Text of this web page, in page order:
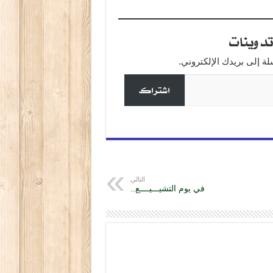
إلى بريدك الإلكتروني.
اشتراك
التالي
في يوم التشيـــيــــع..